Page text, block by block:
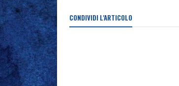
CONDIVIDI L'ARTICOLO